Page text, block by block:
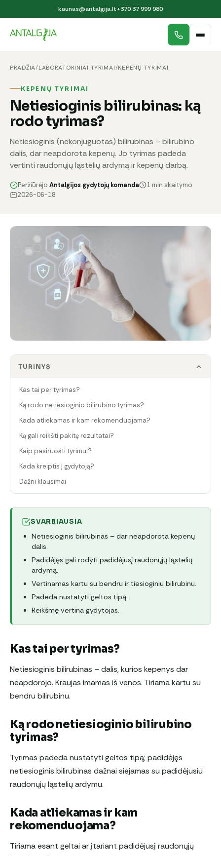
kaunas@antalgija.lt+370 37 999 980
PRADŽIA/LABORATORINIAI TYRIMAI/KEPENŲ TYRIMAI
KEPENŲ TYRIMAI
Netiesioginis bilirubinas: ką
rodo tyrimas?
Netiesioginis (nekonjuguotas) bilirubinas – bilirubino
dalis, dar neapdorota kepenų. Jo tyrimas padeda
vertinti raudonųjų ląstelių ardymą ir kepenų darbą.
Peržiūrėjo Antalgijos gydytojų komanda
1 min skaitymo
2026-06-18
TURINYS
Kas tai per tyrimas?
Ką rodo netiesioginio bilirubino tyrimas?
Kada atliekamas ir kam rekomenduojama?
Ką gali reikšti pakitę rezultatai?
Kaip pasiruošti tyrimui?
Kada kreiptis į gydytoją?
Dažni klausimai
SVARBIAUSIA
Netiesioginis bilirubinas – dar neapdorota kepenų
dalis.
Padidėjęs gali rodyti padidėjusį raudonųjų ląstelių
ardymą.
Vertinamas kartu su bendru ir tiesioginiu bilirubinu.
Padeda nustatyti geltos tipą.
Reikšmę vertina gydytojas.
Kas tai per tyrimas?
Netiesioginis bilirubinas – dalis, kurios kepenys dar
neapdorojo. Kraujas imamas iš venos. Tiriama kartu su
bendru bilirubinu.
Ką rodo netiesioginio bilirubino
tyrimas?
Tyrimas padeda nustatyti geltos tipą; padidėjęs
netiesioginis bilirubinas dažnai siejamas su padidėjusiu
raudonųjų ląstelių ardymu.
Kada atliekamas ir kam
rekomenduojama?
Tiriama esant geltai ar įtariant padidėjusį raudonųjų